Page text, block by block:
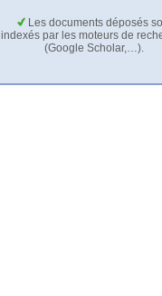
Les documents déposés
indexés par les moteurs de
(Google Scholar,…).